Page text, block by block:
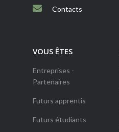
Contacts
VOUS ÊTES
Entreprises -
Partenaires
Futurs apprentis
Futurs étudiants